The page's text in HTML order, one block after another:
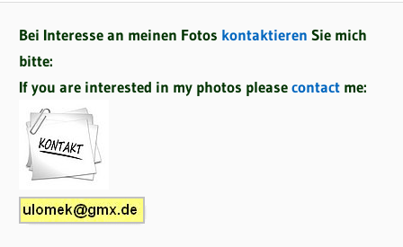
Bei Interesse an meinen Fotos kontaktieren Sie mich
bitte:
If you are interested in my photos pleasecontact me: